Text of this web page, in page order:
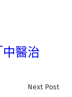
中醫治
Next Post